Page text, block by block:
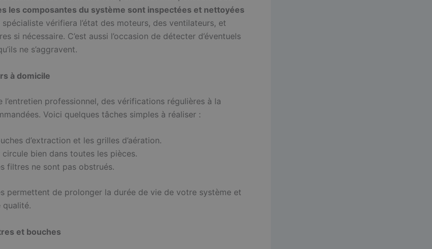
les composantes du système sont inspectées et nettoyées
spécialiste vérifiera l’état des moteurs, des ventilateurs, et
si nécessaire. C’est aussi l’occasion de détecter d’éventuels
ne s’aggravent.
à domicile
l’entretien professionnel, des vérifications régulières à la
Voici quelques tâches simples à réaliser :
d’extraction et les grilles d’aération.
circule bien dans toutes les pièces.
filtres ne sont pas obstrués.
permettent de prolonger la durée de vie de votre système et
qualité.
et bouches